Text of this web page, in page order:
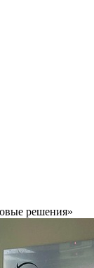
решения»